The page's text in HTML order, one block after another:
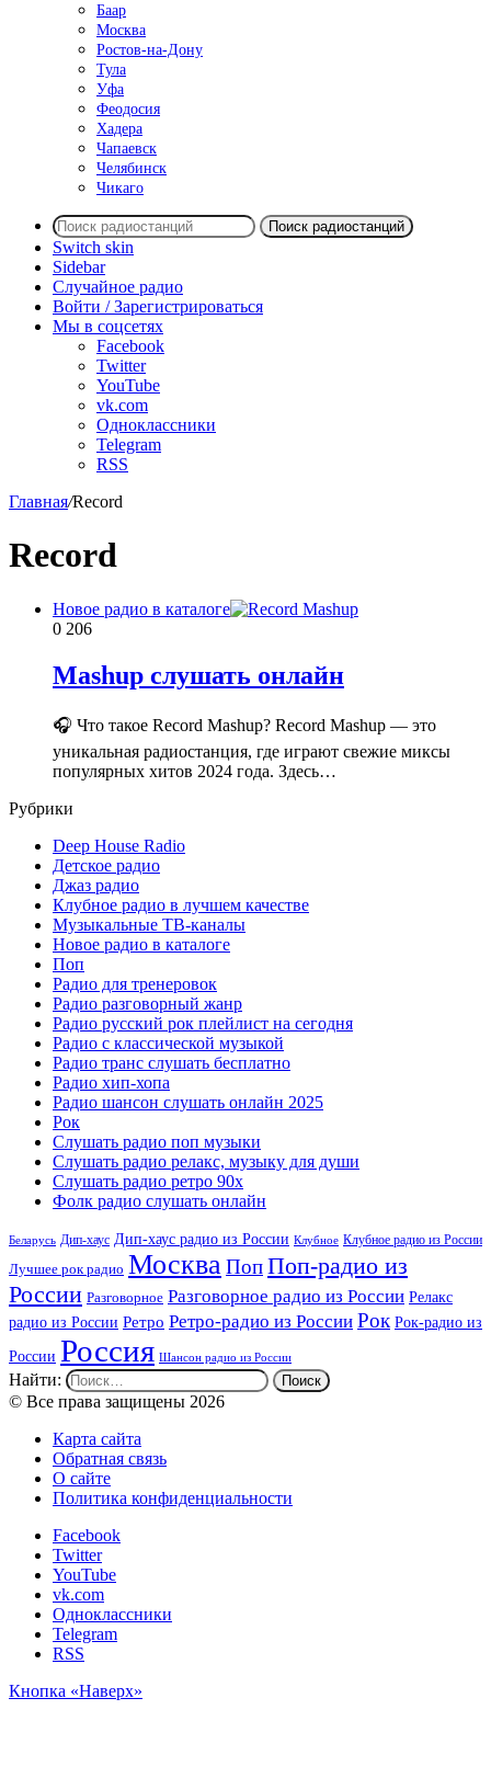
Баар
Москва
Ростов-на-Дону
Тула
Уфа
Феодосия
Хадера
Чапаевск
Челябинск
Чикаго
Поиск радиостанций
Switch skin
Sidebar
Случайное радио
Войти / Зарегистрироваться
Мы в соцсетях
Facebook
Twitter
YouTube
vk.com
Одноклассники
Telegram
RSS
Главная/Record
Record
Новое радио в каталоге
0 206
Mashup слушать онлайн
🎧 Что такое Record Mashup? Record Mashup — это
уникальная радиостанция, где играют свежие миксы
популярных хитов 2024 года. Здесь…
Рубрики
Deep House Radio
Детское радио
Джаз радио
Клубное радио в лучшем качестве
Музыкальные ТВ-каналы
Новое радио в каталоге
Поп
Радио для тренеровок
Радио разговорный жанр
Радио русский рок плейлист на сегодня
Радио с классической музыкой
Радио транс слушать бесплатно
Радио хип-хопа
Радио шансон слушать онлайн 2025
Рок
Слушать радио поп музыки
Слушать радио релакс, музыку для души
Слушать радио ретро 90х
Фолк радио слушать онлайн
Беларусь Дип-хаус Дип-хаус радио из России Клубное Клубное радио из России
Лучшее рок радио Москва ПопПоп-радио из
России Разговорное Разговорное радио из России Релакс
радио из России Ретро Ретро-радио из России Рок Рок-радио из
России Россия Шансон радио из России
Найти:
© Все права защищены 2026
Карта сайта
Обратная связь
О сайте
Политика конфиденциальности
Facebook
Twitter
YouTube
vk.com
Одноклассники
Telegram
RSS
Кнопка «Наверх»